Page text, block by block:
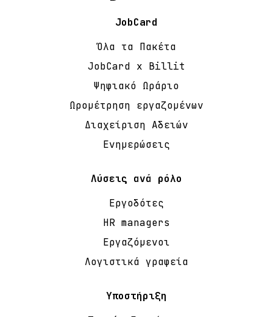
JobCard
Όλα τα Πακέτα
JobCard x Billit
Ψηφιακό Ωράριο
Ωρομέτρηση εργαζομένων
Διαχείριση Αδειών
Ενημερώσεις
Λύσεις ανά ρόλο
Εργοδότες
HR managers
Εργαζόμενοι
Λογιστικά γραφεία
Υποστήριξη